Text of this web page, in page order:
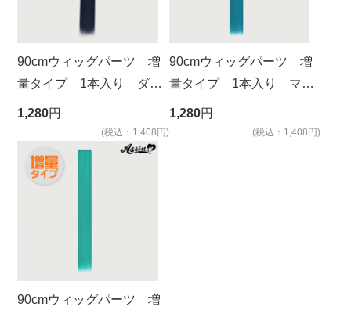
90cmウィッグパーツ 増
量タイプ 1本入り ダー
クブルー NDRB-99
1,280円
(税込：1,408円)
90cmウィッグパーツ 増
量タイプ 1本入り マリ
ンブルー NMBL-129
1,280円
(税込：1,408円)
90cmウィッグパーツ 増